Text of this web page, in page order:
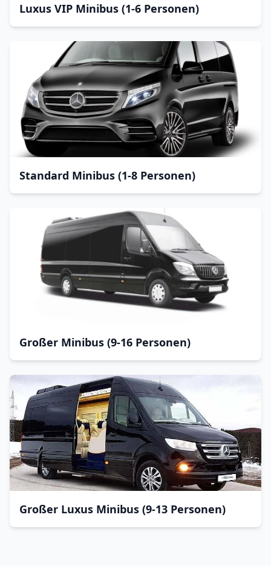
Luxus VIP Minibus (1-6 Personen)
Standard Minibus (1-8 Personen)
Großer Minibus (9-16 Personen)
Großer Luxus Minibus (9-13 Personen)